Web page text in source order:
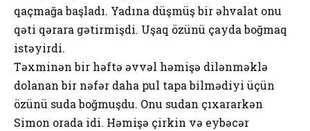
qaçmağa başladı. Yadına düşmüş bir əhvalat onu
qəti qərara gətirmişdi. Uşaq özünü çayda boğmaq
istəyirdi.
Təxminən bir həftə əvvəl həmişə dilənməklə
dolanan bir nəfər daha pul tapa bilmədiyi üçün
özünü suda boğmuşdu. Onu sudan çıxararkən
Simon orada idi. Həmişə çirkin və eybəcər